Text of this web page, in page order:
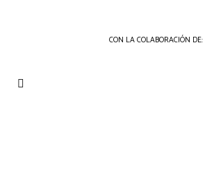
CON LA COLABORACIÓN DE: